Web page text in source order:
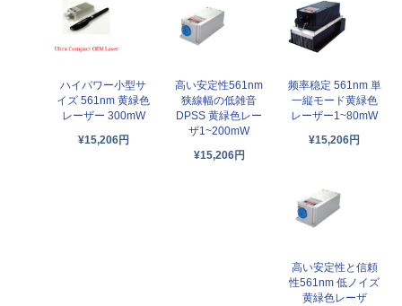
ハイパワー小型サ
イズ 561nm 黄緑色
レーザー 300mW
¥15,206円
高い安定性561nm
狭線幅の低雑音
DPSS 黄緑色レー
ザ1~200mW
¥15,206円
频率稳定 561nm 単
一縦モード黄緑色
レーザー1~80mW
¥15,206円
高い安定性と信頼
性561nm 低ノイズ
黄緑色レーザ